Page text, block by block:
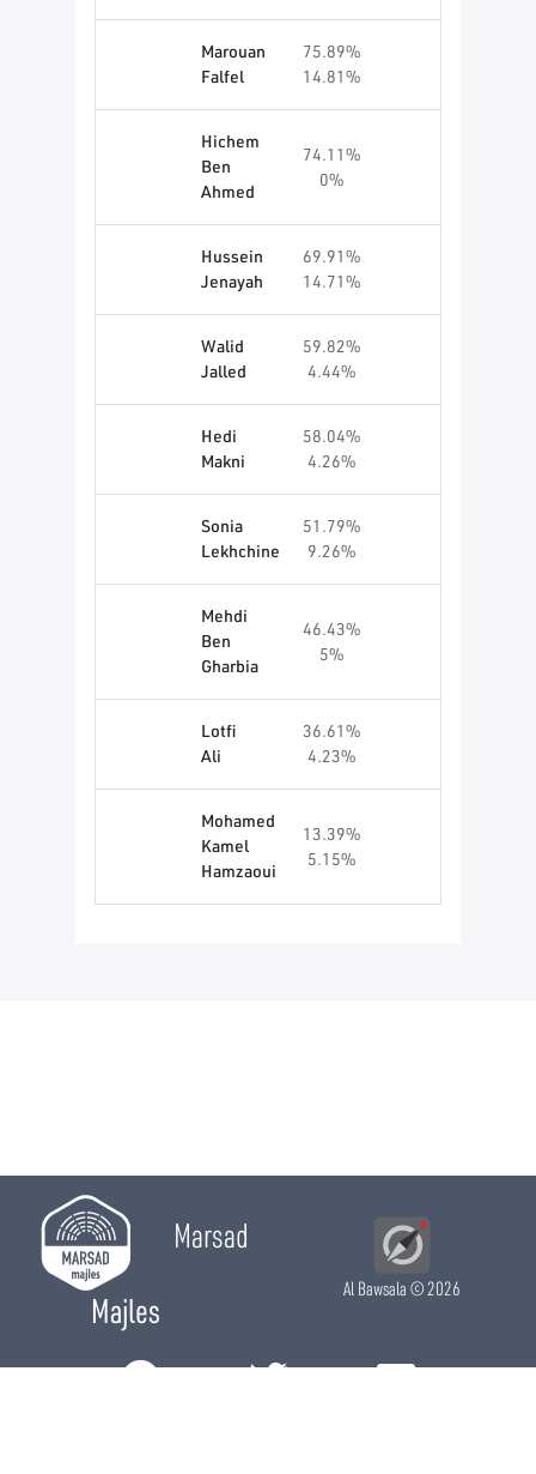
Mehdi
Ben
Gharbia
46.43%
5%
Mohamed
Kamel
Hamzaoui
13.39%
5.15%
Walid
Jalled
59.82%
4.44%
Lotfi
Ali
36.61%
4.23%
Marouan
Falfel
75.89%
14.81%
Hedi
Makni
58.04%
4.26%
Hichem
Ben
Ahmed
74.11%
0%
Sonia
Lekhchine
51.79%
9.26%
Hussein
Jenayah
69.91%
14.71%
Marsad
Majles
Al Bawsala© 2026